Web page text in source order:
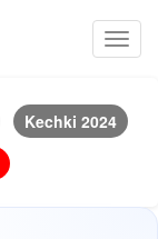
Kechki 2024